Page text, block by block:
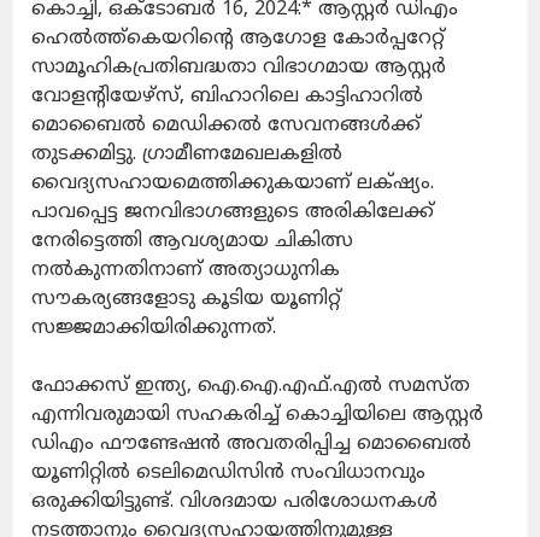
കൊച്ചി, ഒക്ടോബർ 16, 2024:* ആസ്റ്റർ ഡിഎം
ഹെൽത്ത്കെയറിന്റെ ആഗോള കോർപ്പറേറ്റ്
സാമൂഹികപ്രതിബദ്ധതാ വിഭാഗമായ ആസ്റ്റർ
വോളന്റിയേഴ്‌സ്, ബിഹാറിലെ കാട്ടിഹാറിൽ
മൊബൈൽ മെഡിക്കൽ സേവനങ്ങൾക്ക്
തുടക്കമിട്ടു. ഗ്രാമീണമേഖലകളിൽ
വൈദ്യസഹായമെത്തിക്കുകയാണ് ലക്‌ഷ്യം.
പാവപ്പെട്ട ജനവിഭാഗങ്ങളുടെ അരികിലേക്ക്
നേരിട്ടെത്തി ആവശ്യമായ ചികിത്സ
നൽകുന്നതിനാണ് അത്യാധുനിക
സൗകര്യങ്ങളോടു കൂടിയ യൂണിറ്റ്
സജ്ജമാക്കിയിരിക്കുന്നത്.
ഫോക്കസ് ഇന്ത്യ, ഐ.ഐ.എഫ്.എൽ സമസ്‌ത
എന്നിവരുമായി സഹകരിച്ച് കൊച്ചിയിലെ ആസ്റ്റർ
ഡിഎം ഫൗണ്ടേഷൻ അവതരിപ്പിച്ച മൊബൈൽ
യൂണിറ്റിൽ ടെലിമെഡിസിൻ സംവിധാനവും
ഒരുക്കിയിട്ടുണ്ട്. വിശദമായ പരിശോധനകൾ
നടത്താനും വൈദ്യസഹായത്തിനുമുള്ള